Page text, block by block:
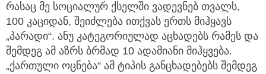
რასაც მე სოციალურ ქსელში ვადევნებ თვალს,
100 კაციდან, შეიძლება ითქვას ერთს მიჰყავს
„პარადი“. ანუ კატეგორიულად აცხადებს რამეს და
შემდეგ ამ აზრს ბრმად 10 ადამიანი მიჰყვება.
„ქართული ოცნება“ ამ ტიპის განცხადებებს შემდეგ